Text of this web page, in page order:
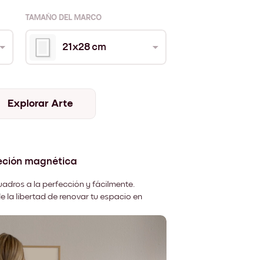
TAMAÑO DEL MARCO
21x28 cm
Explorar Arte
magnética
a la perfección y fácilmente.
la libertad de renovar tu espacio en